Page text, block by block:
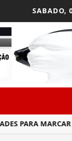
SABADO,
PARA MARCAR